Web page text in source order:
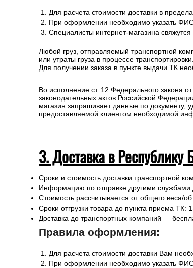
Для расчета стоимости доставки в
При оформлении необходимо указать
Специалисты интернет-магазина
Любой груз, отправляемый транспортной
или утраты груза в процессе транспортировки.
Для получении заказа в пункте выдачи ТК
Во исполнение ст. 12 Федерального закона
законодательных актов Российской
магазин запрашивает данные по документу,
предоставляемой клиентом необходимой
3. Доставка в Республику
Сроки и стоимость доставки транспортной
Информацию по отправке другими службами
Стоимость рассчитывается от общего веса/
Сроки отгрузки товара до пункта приема ТК:
Доставка до транспортных компаний —
Правила оформления:
Для расчета стоимости доставки Вам
При оформлении необходимо указать